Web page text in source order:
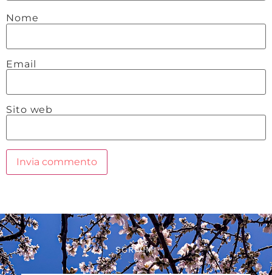
Nome
Email
Sito web
SCRIVIMI